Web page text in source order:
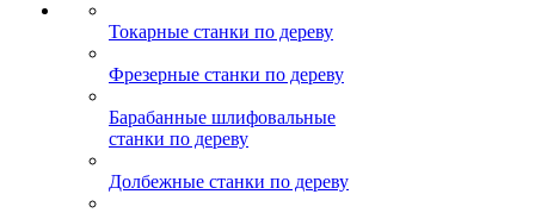
Токарные станки по дереву
Фрезерные станки по дереву
Барабанные шлифовальные
станки по дереву
Долбежные станки по дереву